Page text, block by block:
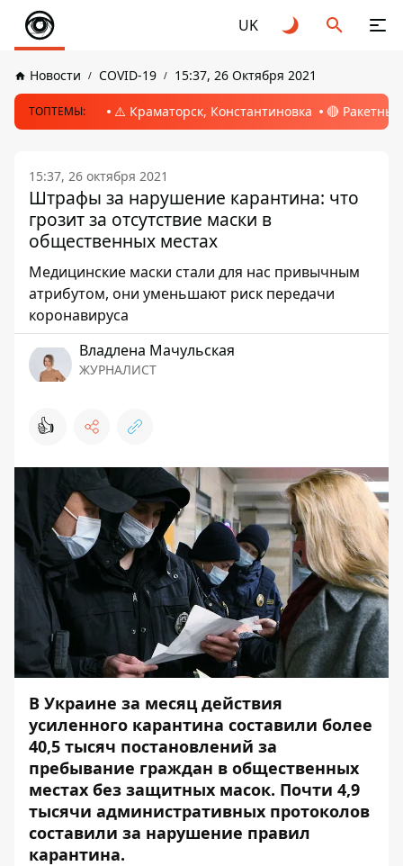
UK
Новости COVID-19 15:37, 26 Октября 2021
ТОПТЕМЫ: ⚠️ Краматорск, Константиновка 🔴
15:37, 26 октября 2021
Штрафы за нарушение карантина: что
грозит за отсутствие маски в
общественных местах
Медицинские маски стали для нас привычным
атрибутом, они уменьшают риск передачи
коронавируса
Владлена Мачульская
ЖУРНАЛИСТ
👍
В Украине за месяц действия
усиленного карантина составили более
40,5 тысяч постановлений за
пребывание граждан в общественных
местах без защитных масок. Почти 4,9
тысячи административных протоколов
составили за нарушение правил
карантина.